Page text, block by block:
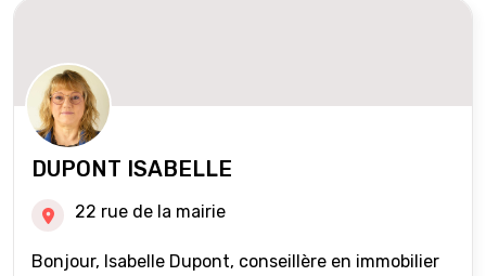
DUPONT ISABELLE
22 rue de la mairie
Bonjour, Isabelle Dupont, conseillère en immobilier